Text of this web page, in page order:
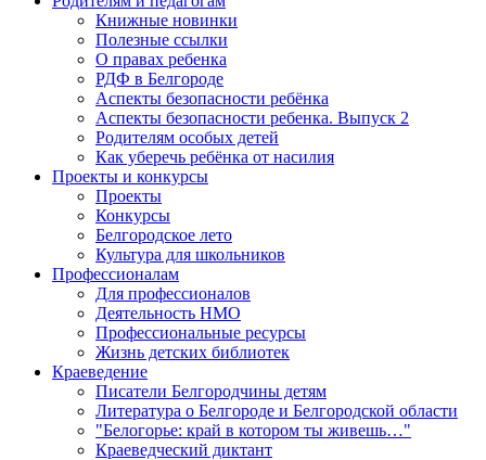
Книжные новинки
Полезные ссылки
О правах ребенка
РДФ в Белгороде
Аспекты безопасности ребёнка
Аспекты безопасности ребенка. Выпуск 2
Родителям особых детей
Как уберечь ребёнка от насилия
Проекты и конкурсы
Проекты
Конкурсы
Белгородское лето
Культура для школьников
Профессионалам
Для профессионалов
Деятельность НМО
Профессиональные ресурсы
Жизнь детских библиотек
Краеведение
Писатели Белгородчины детям
Литература о Белгороде и Белгородской области
"Белогорье: край в котором ты живешь…"
Краеведческий диктант